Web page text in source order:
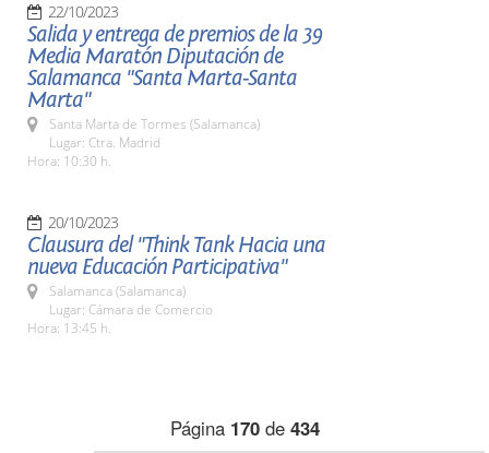
22/10/2023
Salida y entrega de premios de la 39
Media Maratón Diputación de
Salamanca "Santa Marta-Santa
Marta"
Santa Marta de Tormes (Salamanca)
Lugar: Ctra. Madrid
Hora: 10:30 h.
20/10/2023
Clausura del "Think Tank Hacia una
nueva Educación Participativa"
Salamanca (Salamanca)
Lugar: Cámara de Comercio
Hora: 13:45 h.
Página 170de 434